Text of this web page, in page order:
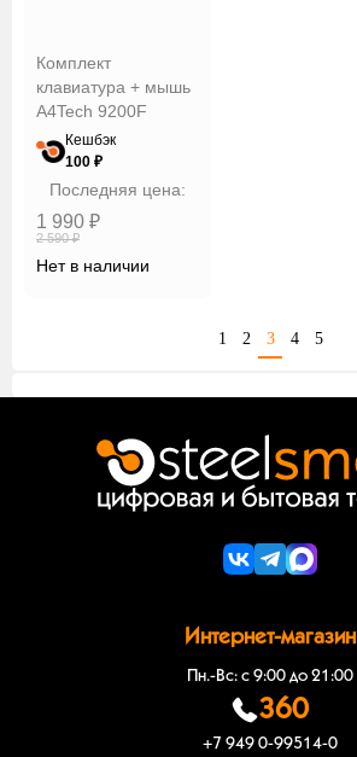
Комплект
клавиатура + мышь
A4Tech 9200F
Кешбэк
100 ₽
Последняя цена:
1 990 ₽
2 590 ₽
Нет в наличии
1 2 3 4 5
Интернет-магазин
Пн.-Вс: с 9:00 до 21:00
360
+7 949 0-99514-0